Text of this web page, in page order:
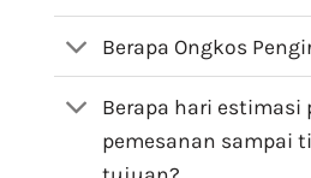
Berapa Ongkos
Berapa hari estimasi
pemesanan sampai